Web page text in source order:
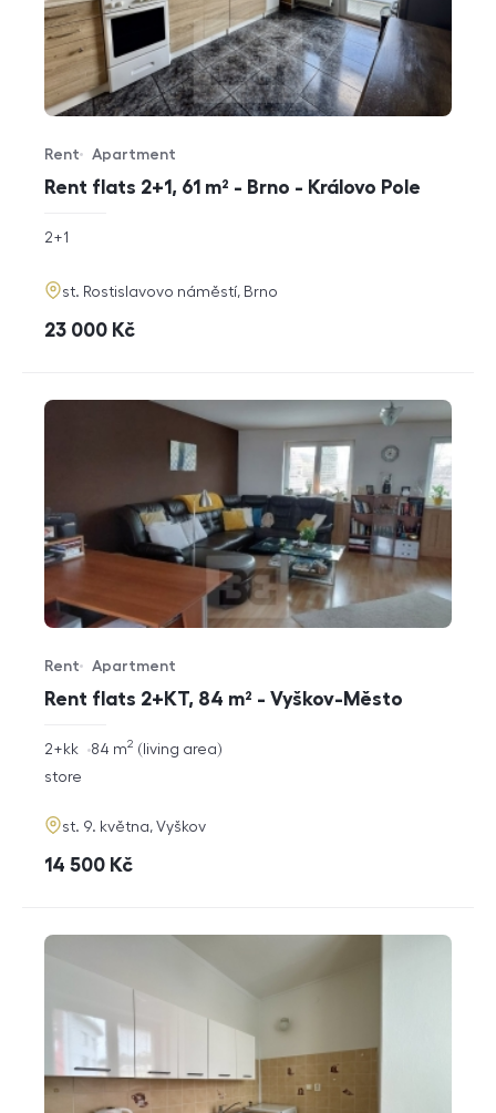
Rent flats 2+1, 61 m² - Brno - Královo Pole
Offer type
Rent
Property type
Apartment
rozměry
disposition
2+1
adresa
st. Rostislavovo náměstí, Brno
cena
23 000 Kč
Rent flats 2+KT, 84 m² - Vyškov-Město
Offer type
Rent
Property type
Apartment
rozměry
disposition
2+kk living area
84 m2
funkce
store
adresa
st. 9. května, Vyškov
cena
14 500 Kč